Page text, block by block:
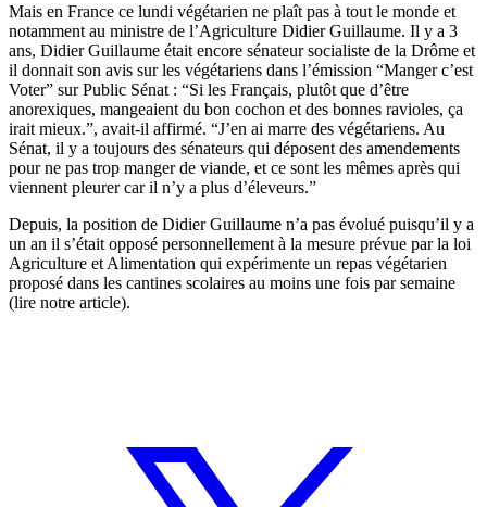
Mais en France ce lundi végétarien ne plaît pas à tout le monde et
notamment au ministre de l’Agriculture Didier Guillaume. Il y a 3
ans, Didier Guillaume était encore sénateur socialiste de la Drôme et
il donnait son avis sur les végétariens dans l’émission “Manger c’est
Voter” sur Public Sénat : “Si les Français, plutôt que d’être
anorexiques, mangeaient du bon cochon et des bonnes ravioles, ça
irait mieux.”, avait-il affirmé. “J’en ai marre des végétariens. Au
Sénat, il y a toujours des sénateurs qui déposent des amendements
pour ne pas trop manger de viande, et ce sont les mêmes après qui
viennent pleurer car il n’y a plus d’éleveurs.”
Depuis, la position de Didier Guillaume n’a pas évolué puisqu’il y a
un an il s’était opposé personnellement à la mesure prévue par la loi
Agriculture et Alimentation qui expérimente un repas végétarien
proposé dans les cantines scolaires au moins une fois par semaine
(lire notre article).